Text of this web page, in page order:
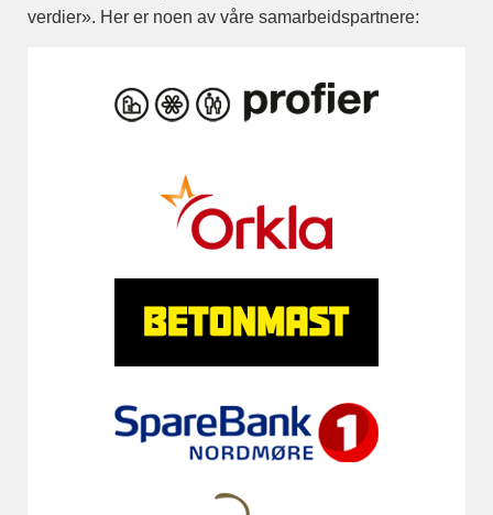
verdier». Her er noen av våre samarbeidspartnere: